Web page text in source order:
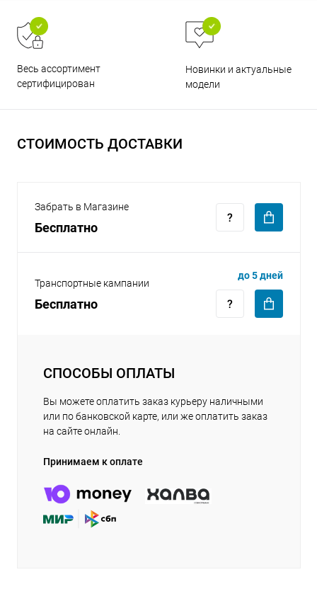
Весь ассортимент
сертифицирован
Новинки и актуальные
модели
СТОИМОСТЬ ДОСТАВКИ
Забрать в Магазине
Бесплатно
Транспортные кампании
Бесплатно
до 5 дней
СПОСОБЫ ОПЛАТЫ
Вы можете оплатить заказ курьеру наличными
или по банковской карте, или же оплатить заказ
на сайте онлайн.
Принимаем к оплате
раз в 2 недели